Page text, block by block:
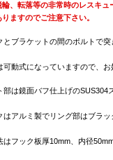
輪、転落等の非常時のレスキ
ますのでご注意下さい。
とブラケットの間のボルトで
可動式になっていますので、
部は鏡面バフ仕上げの
はアルミ製でリング部はブラ
はフック板厚10mm、内径